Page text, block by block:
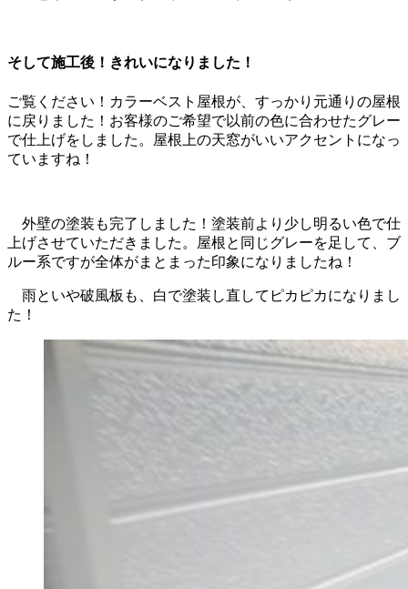
そして施工後！きれいになりました！
ご覧ください！カラーベスト屋根が、すっかり元通りの屋根
に戻りました！お客様のご希望で以前の色に合わせたグレー
で仕上げをしました。屋根上の天窓がいいアクセントになっ
ていますね！
外壁の塗装も完了しました！塗装前より少し明るい色で仕
上げさせていただきました。屋根と同じグレーを足して、ブ
ルー系ですが全体がまとまった印象になりましたね！
雨といや破風板も、白で塗装し直してピカピカになりまし
た！